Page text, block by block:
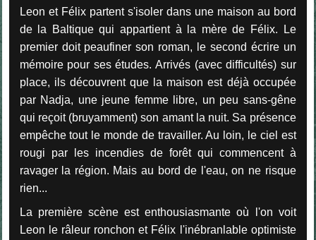
Leon et Félix partent s'isoler dans une maison au bord
de la Baltique qui appartient à la mère de Félix. Le
premier doit peaufiner son roman, le second écrire un
mémoire pour ses études. Arrivés (avec difficultés) sur
place, ils découvrent que la maison est déjà occupée
par Nadja, une jeune femme libre, un peu sans-gêne
qui reçoit (bruyamment) son amant la nuit. Sa présence
empêche tout le monde de travailler. Au loin, le ciel est
rougi par les incendies de forêt qui commencent à
ravager la région. Mais au bord de l'eau, on ne risque
rien...
La première scène est enthousiasmante où l'on voit
Leon le râleur ronchon et Félix l'inébranlable optimiste